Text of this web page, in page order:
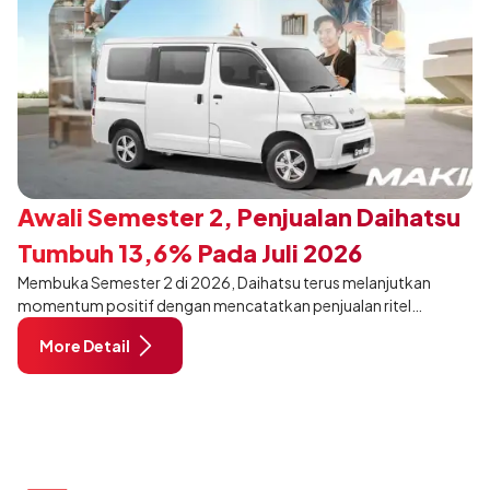
Awali Semester 2, Penjualan Daihatsu
Tumbuh 13,6% Pada Juli 2026
Membuka Semester 2 di 2026, Daihatsu terus melanjutkan
momentum positif dengan mencatatkan penjualan ritel
sebanyak 12.750 unit pada Juli 2026. Capaian tersebut tumbuh
13,6% dibandingkan periode yang sama tahun lalu sebanyak
11.220 unit, dan tetap stabil dibandingkan bulan Juni 2026 lalu.
More Detail